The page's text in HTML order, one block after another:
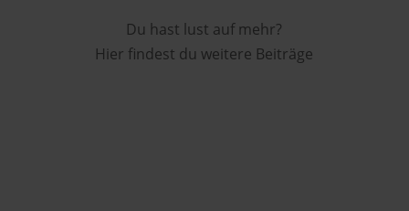
Du hast lust auf mehr?
Hier findest du weitere Beiträge